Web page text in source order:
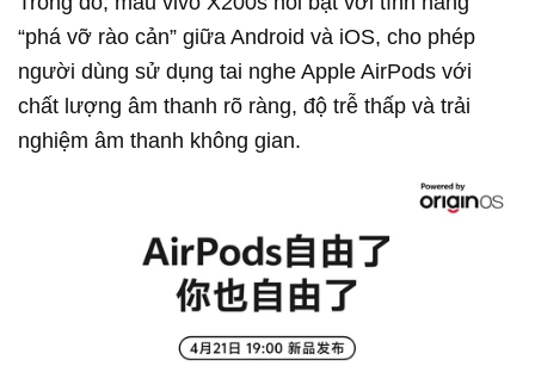
“phá vỡ rào cản” giữa Android và iOS, cho phép
người dùng sử dụng tai nghe Apple AirPods với
chất lượng âm thanh rõ ràng, độ trễ thấp và trải
nghiệm âm thanh không gian.